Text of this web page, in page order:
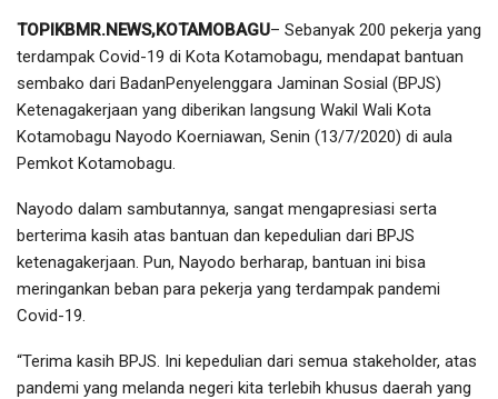
TOPIKBMR.NEWS,KOTAMOBAGU– Sebanyak 200 pekerja yang
terdampak Covid-19 di Kota Kotamobagu, mendapat bantuan
sembako dari BadanPenyelenggara Jaminan Sosial (BPJS)
Ketenagakerjaan yang diberikan langsung Wakil Wali Kota
Kotamobagu Nayodo Koerniawan, Senin (13/7/2020) di aula
Pemkot Kotamobagu.
Nayodo dalam sambutannya, sangat mengapresiasi serta
berterima kasih atas bantuan dan kepedulian dari BPJS
ketenagakerjaan. Pun, Nayodo berharap, bantuan ini bisa
meringankan beban para pekerja yang terdampak pandemi
Covid-19.
“Terima kasih BPJS. Ini kepedulian dari semua stakeholder, atas
pandemi yang melanda negeri kita terlebih khusus daerah yang